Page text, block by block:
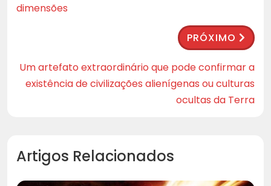
dimensões
PRÓXIMO
Um artefato extraordinário que pode confirmar a
existência de civilizações alienígenas ou culturas
ocultas da Terra
Artigos Relacionados